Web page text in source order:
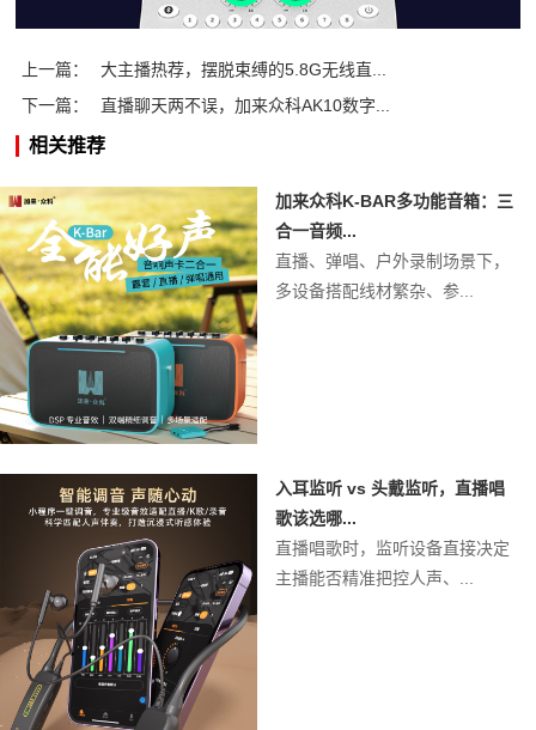
上一篇：
大主播热荐，摆脱束缚的5.8G无线直...
下一篇：
直播聊天两不误，加来众科AK10数字...
相关推荐
加来众科K-BAR多功能音箱：三
合一音频...
直播、弹唱、户外录制场景下，
多设备搭配线材繁杂、参...
入耳监听 vs 头戴监听，直播唱
歌该选哪...
直播唱歌时，监听设备直接决定
主播能否精准把控人声、...